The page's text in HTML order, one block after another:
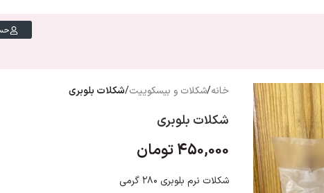
خانه/شکلات و بیسکوییت/شکلات بلوبری
شکلات بلوبری
450,000تومان
شکلات نرم بلوبری ۲۸۰ گرمی